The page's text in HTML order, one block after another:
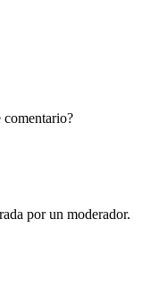
comentario?
por un moderador.